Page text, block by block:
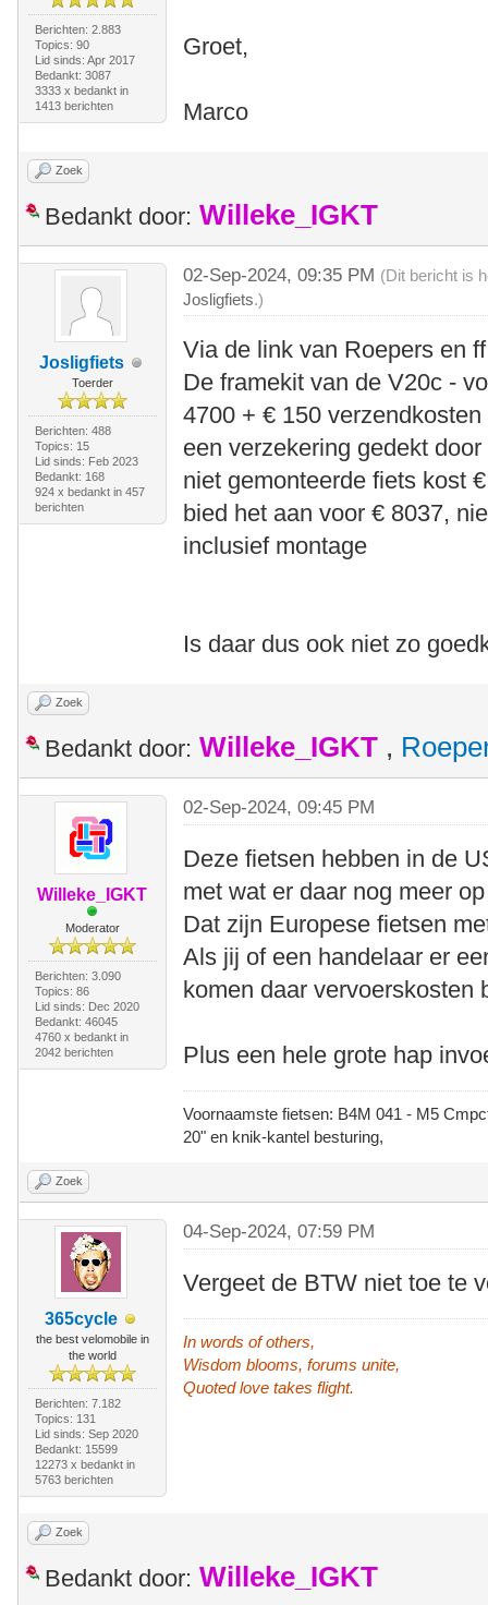
Berichten: 2.883
Topics: 90
Lid sinds: Apr 2017
Bedankt: 3087
3333 x bedankt in
1413 berichten
Groet,
Marco
Zoek
Bedankt door: Willeke_IGKT
Josligfiets
Toerder
Berichten: 488
Topics: 15
Lid sinds: Feb 2023
Bedankt: 168
924 x bedankt in 457
berichten
02-Sep-2024, 09:35 PM (Dit bericht is
Josligfiets.)
Via de link van Roepers en
De framekit van de V20c -
4700 + € 150
een verzekering gedekt
niet gemonteerde fiets kost
bied het aan voor € 8037,
inclusief montage
Is daar dus ook niet zo
Zoek
Bedankt door: Willeke_IGKT ,
Willeke_IGKT
Moderator
Berichten: 3.090
Topics: 86
Lid sinds: Dec 2020
Bedankt: 46045
4760 x bedankt in
2042 berichten
02-Sep-2024, 09:45 PM
Deze fietsen hebben in de
met wat er daar nog meer
Dat zijn Europese fietsen
Als jij of een handelaar er
komen daar vervoerskosten
Plus een hele grote hap
Voornaamste fietsen: B4M 041 - M5
20" en knik-kantel besturing,
Zoek
365cycle
the best velomobile in
the world
Berichten: 7.182
Topics: 131
Lid sinds: Sep 2020
Bedankt: 15599
12273 x bedankt in
5763 berichten
04-Sep-2024, 07:59 PM
Vergeet de BTW niet toe te
In words of others,
Wisdom blooms, forums unite,
Quoted love takes flight.
Zoek
Bedankt door: Willeke_IGKT